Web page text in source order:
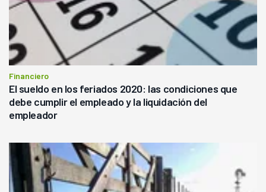
Financiero
El sueldo en los feriados 2020: las condiciones que
debe cumplir el empleado y la liquidación del
empleador